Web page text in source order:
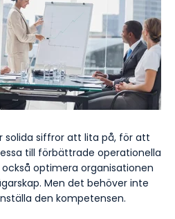
solida siffror att lita på, för att
till förbättrade operationella
optimera organisationen
Men det behöver inte
den kompetensen.